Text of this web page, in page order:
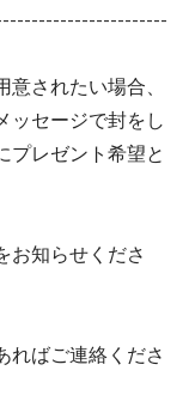
されたい場合、
ッセージで封をし
プレゼント希望と
お知らせくださ
ればご連絡くださ